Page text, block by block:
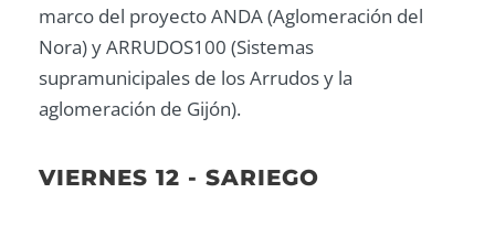
marco del proyecto ANDA (Aglomeración del
Nora) y ARRUDOS100 (Sistemas
supramunicipales de los Arrudos y la
aglomeración de Gijón).
VIERNES 12 - SARIEGO